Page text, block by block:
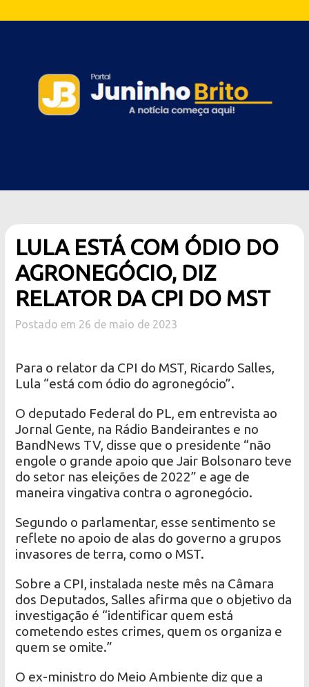
LULA ESTÁ COM ÓDIO DO
AGRONEGÓCIO, DIZ
RELATOR DA CPI DO MST
Postado em 26 de maio de 2023
Para o relator da CPI do MST, Ricardo Salles,
Lula “está com ódio do agronegócio”.
O deputado Federal do PL, em entrevista ao
Jornal Gente, na Rádio Bandeirantes e no
BandNews TV, disse que o presidente “não
engole o grande apoio que Jair Bolsonaro teve
do setor nas eleições de 2022” e age de
maneira vingativa contra o agronegócio.
Segundo o parlamentar, esse sentimento se
reflete no apoio de alas do governo a grupos
invasores de terra, como o MST.
Sobre a CPI, instalada neste mês na Câmara
dos Deputados, Salles afirma que o objetivo da
investigação é “identificar quem está
cometendo estes crimes, quem os organiza e
quem se omite.”
O ex-ministro do Meio Ambiente diz que a